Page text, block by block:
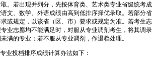
。若出现并列分，先按体育类、艺术类专业省级统考成
文、数学、外语成绩由高到低排序择优录取。若部分省
求或规定，以该省（区、市）要求或规定为准。若考生志
业志愿均不能满足时，对服从专业调剂考生，将其调录
满的专业；若不服从专业调剂，作退档处理。
投档排序成绩计算办法如下：